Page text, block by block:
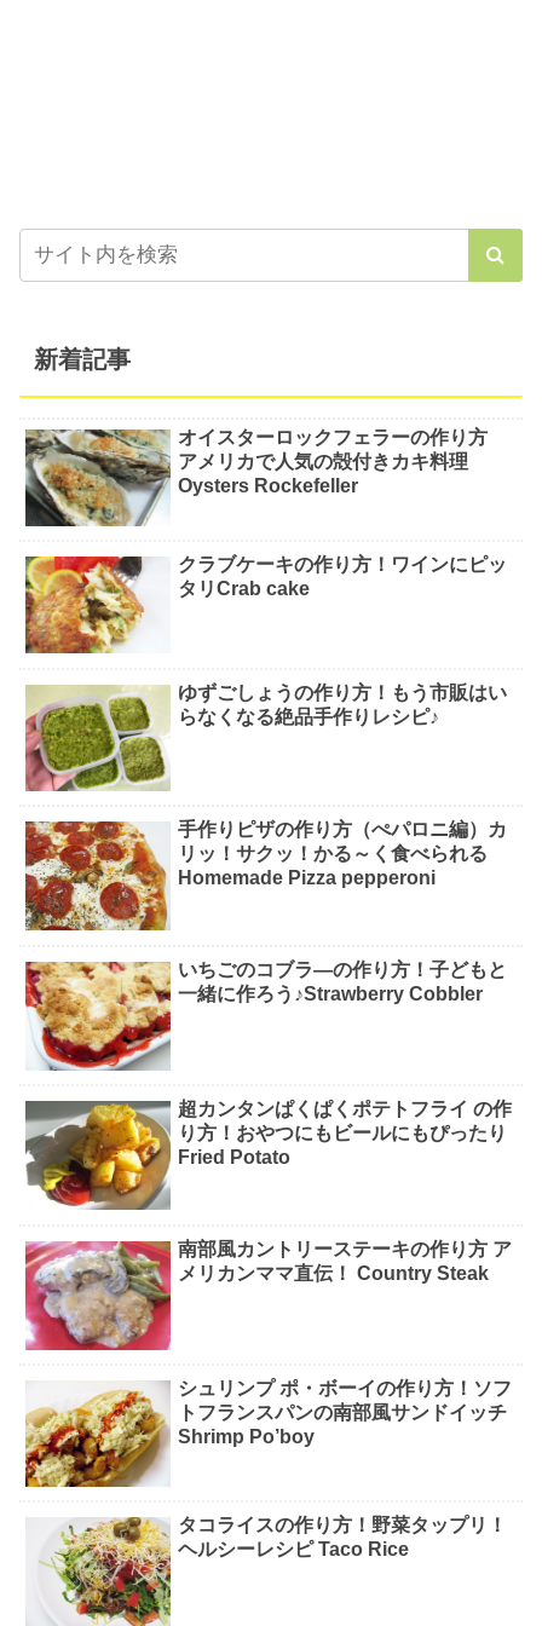
新着記事
オイスターロックフェラーの作り方
アメリカで人気の殻付きカキ料理
Oysters Rockefeller
クラブケーキの作り方！ワインにピッ
タリCrab cake
ゆずごしょうの作り方！もう市販はい
らなくなる絶品手作りレシピ♪
手作りピザの作り方（ぺパロニ編）カ
リッ！サクッ！かる～く食べられる
Homemade Pizza pepperoni
いちごのコブラ―の作り方！子どもと
一緒に作ろう♪Strawberry Cobbler
超カンタンぱくぱくポテトフライ の作
り方！おやつにもビールにもぴったり
Fried Potato
南部風カントリーステーキの作り方 ア
メリカンママ直伝！ Country Steak
シュリンプ ポ・ボーイの作り方！ソフ
トフランスパンの南部風サンドイッチ
Shrimp Po’boy
タコライスの作り方！野菜タップリ！
ヘルシーレシピ Taco Rice